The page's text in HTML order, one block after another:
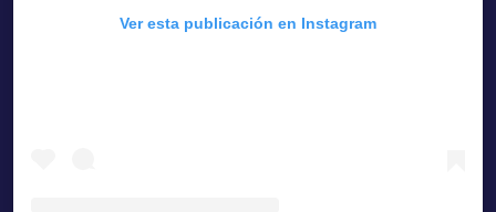
Ver esta publicación en Instagram